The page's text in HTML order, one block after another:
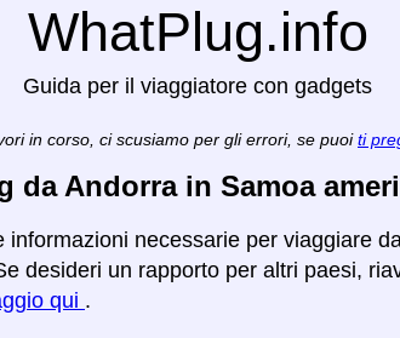
WhatPlug.info
Guida per il viaggiatore con gadgets
in corso, ci scusiamo per gli errori, se puoi ti
da Andorra in Samoa
informazioni necessarie per viaggiare
desideri un rapporto per altri paesi,
qui .